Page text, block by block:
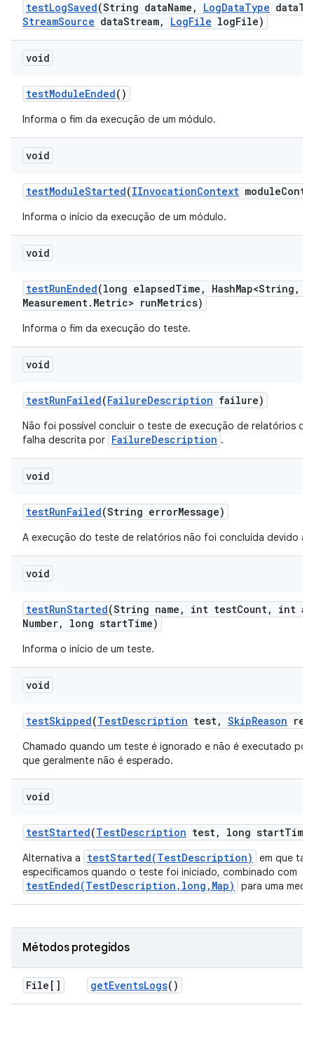
testLogSaved(String dataName , LogDataType data
StreamSource dataStream, LogFile logFile)
void
testModuleEnded()
Informa o fim da execução de um módulo.
void
testModuleStarted(IInvocationContext module
Informa o início da execução de um módulo.
void
testRunEnded(long elapsedTime , HashMap<String ,
Measurement. Metric> runMetrics)
Informa o fim da execução do teste.
void
testRunFailed(FailureDescription failure)
Não foi possível concluir o teste de execução de relatórios
falha descrita por FailureDescription .
void
testRunFailed(String errorMessage)
A execução do teste de relatórios não foi concluída devido a
void
testRunStarted(String name , int testCount,
int
Number, long startTime)
Informa o início de um teste.
void
testSkipped(TestDescription test, SkipReason
Chamado quando um teste é ignorado e não é executado por
que geralmente não é esperado.
void
testStarted(TestDescription test, long start
Alternativa a testStarted(TestDescription)
em que
especificamos quando o teste foi iniciado, combinado com
testEnded(TestDescription,long,Map) para uma
Métodos protegidos
File[] getEventsLogs()